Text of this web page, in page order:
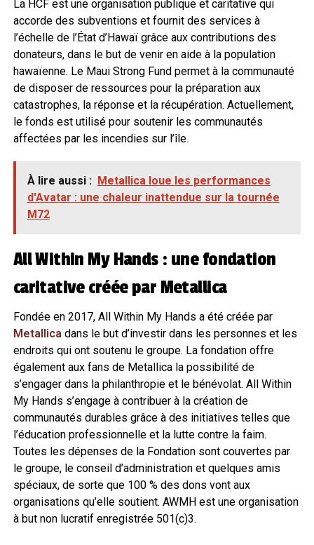
La HCF est une organisation publique et caritative qui
accorde des subventions et fournit des services à
l’échelle de l’État d’Hawaï grâce aux contributions des
donateurs, dans le but de venir en aide à la population
hawaïenne. Le Maui Strong Fund permet à la communauté
de disposer de ressources pour la préparation aux
catastrophes, la réponse et la récupération. Actuellement,
le fonds est utilisé pour soutenir les communautés
affectées par les incendies sur l’île.
À lire aussi : Metallica loue les performances
d'Avatar : une chaleur inattendue sur la tournée
M72
All Within My Hands : une fondation
caritative créée par Metallica
Fondée en 2017, All Within My Hands a été créée par
Metallicadans le but d’investir dans les personnes et les
endroits qui ont soutenu le groupe. La fondation offre
également aux fans de Metallica la possibilité de
s’engager dans la philanthropie et le bénévolat. All Within
My Hands s’engage à contribuer à la création de
communautés durables grâce à des initiatives telles que
l’éducation professionnelle et la lutte contre la faim.
Toutes les dépenses de la Fondation sont couvertes par
le groupe, le conseil d’administration et quelques amis
spéciaux, de sorte que 100 % des dons vont aux
organisations qu’elle soutient. AWMH est une organisation
à but non lucratif enregistrée 501(c)3.